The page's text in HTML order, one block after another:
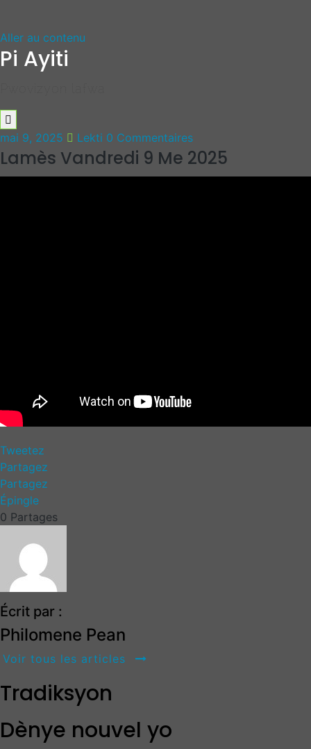
Aller au contenu
Pi Ayiti
mai 9, 2025 Lekti 0 Commentaires
Lamès Vandredi 9 Me 2025
Tweetez
Partagez
Partagez
Épingle
0 Partages
Écrit par :
Philomene Pean
Voir tous les articles
Tradiksyon
Dènye nouvel yo